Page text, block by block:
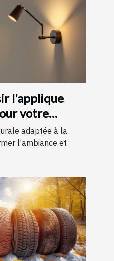
l'applique
votre
adaptée à la
l’ambiance et